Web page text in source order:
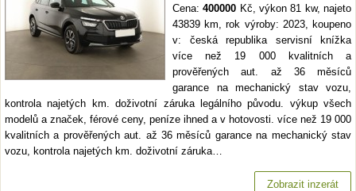
Cena:400000 Kč, výkon 81 kw, najeto
43839 km, rok výroby: 2023, koupeno
v: česká republika servisní knížka
více než 19 000 kvalitních a
prověřených aut. až 36 měsíců
garance na mechanický stav vozu,
kontrola najetých km. doživotní záruka legálního původu. výkup všech
modelů a značek, férové ceny, peníze ihned a v hotovosti. více než 19 000
kvalitních a prověřených aut. až 36 měsíců garance na mechanický stav
vozu, kontrola najetých km. doživotní záruka…
Zobrazit inzerát